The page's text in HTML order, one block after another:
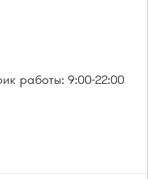
работы: 9:00-22:00